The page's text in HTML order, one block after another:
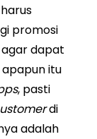
promosi
dapat
itu
, pasti
di
adalah